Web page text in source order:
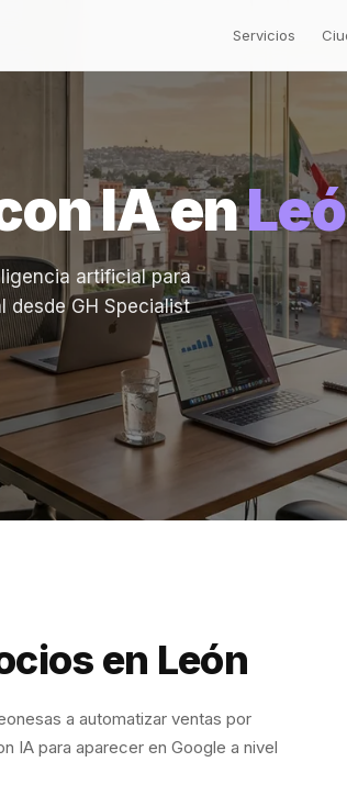
Servicios
IA en
artificial para
desde GH Specialist
en León
a automatizar ventas por
IA para aparecer en Google a nivel